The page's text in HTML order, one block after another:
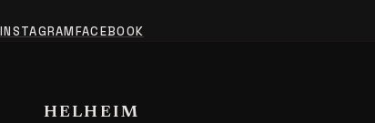
INSTAGRAMFACEBOOK
HELHEIM